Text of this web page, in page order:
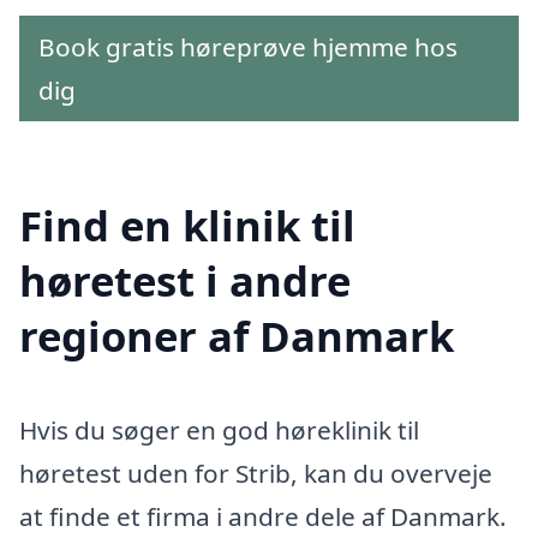
Book gratis høreprøve hjemme hos
dig
Find en klinik til
høretest i andre
regioner af Danmark
Hvis du søger en god høreklinik til
høretest uden for Strib, kan du overveje
at finde et firma i andre dele af Danmark.